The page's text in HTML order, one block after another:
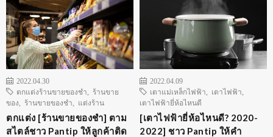
2022.04.30
ตกแต่งร้านขายของชำ
ร้านขาย
ของ
ร้านขายของชำ แต่งร้าน
ตกแต่ง [ร้านขายของชำ] ตาม
สไตล์ชาว Pantip ให้ลูกค้าติด
2022.04.09
เตาแม่เหล็กไฟฟ้า
เตาไฟฟ้า
เตาไฟฟ้ายี่ห้อไหนดี
[เตาไฟฟ้ายี่ห้อไหนดี? 2020-
2022] ชาว Pantip ให้คำ